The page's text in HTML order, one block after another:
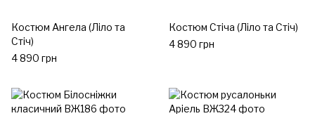
Костюм Ангела (Ліло та
Стіч)
4 890 грн
Костюм Стіча (Ліло та Стіч)
4 890 грн